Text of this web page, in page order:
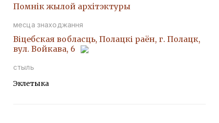
Помнiк жылой архiтэктуры
месца знаходжання
Віцебская вобласць, Полацкі раён, г. Полацк,
вул. Войкава, 6
стыль
Эклетыка